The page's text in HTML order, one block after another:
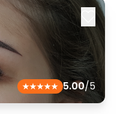
5.00/5